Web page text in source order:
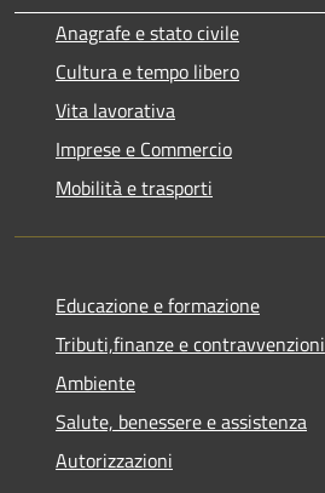
Anagrafe e stato civile
Cultura e tempo libero
Vita lavorativa
Imprese e Commercio
Mobilità e trasporti
Educazione e formazione
Tributi,finanze e contravvenzioni
Ambiente
Salute, benessere e assistenza
Autorizzazioni